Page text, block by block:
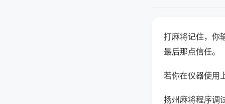
打麻将记住，你
最后那点信任。
若你在仪器使用
扬州麻将程序调